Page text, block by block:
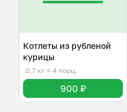
Котлеты из рубленой
курицы
0,7 кг ≈ 4 порц.
900 ₽